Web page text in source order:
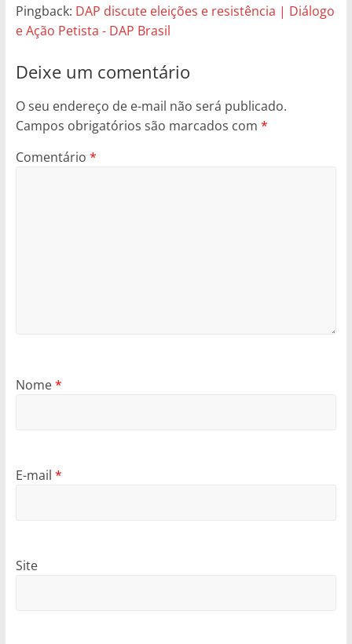
Pingback: DAP discute eleições e resistência | Diálogo
e Ação Petista - DAP Brasil
Deixe um comentário
O seu endereço de e-mail não será publicado.
Campos obrigatórios são marcados com *
Comentário *
Nome*
E-mail *
Site